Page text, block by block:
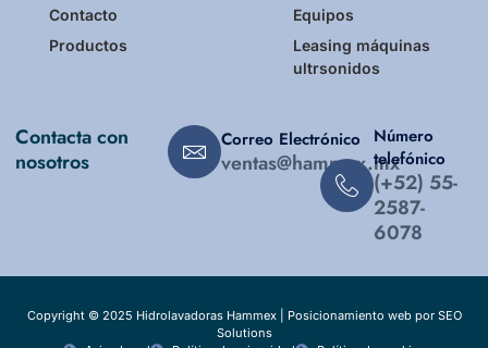
Contacto
Productos
Equipos
Leasing máquinas
ultrsonidos
Contacta con
nosotros
Correo Electrónico
ventas@hammex.mx
Número
telefónico
(+52) 55-
2587-
6078
Copyright © 2025 Hidrolavadoras Hammex |
Posicionamiento web por SEO
Solutions